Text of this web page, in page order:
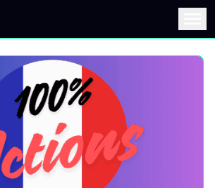
clicar redireciona para a página inicial